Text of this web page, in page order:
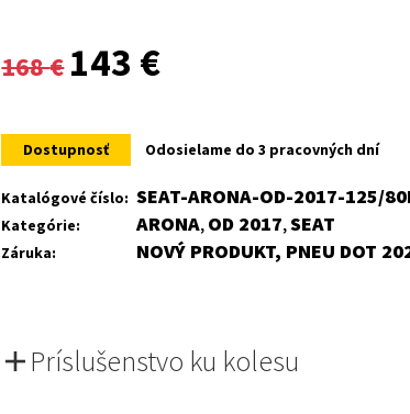
168€
Original
was:
168 €.
143 €
is:
143 €.
Dostupnosť Odosielame do 3 pracovných dní
Katalógové číslo: SEAT-ARONA-OD-2017-125/
Kategórie: ARONA, OD 2017,SEAT
Záruka: NOVÝ PRODUKT, PNEU DOT
Príslušenstvo ku kolesu